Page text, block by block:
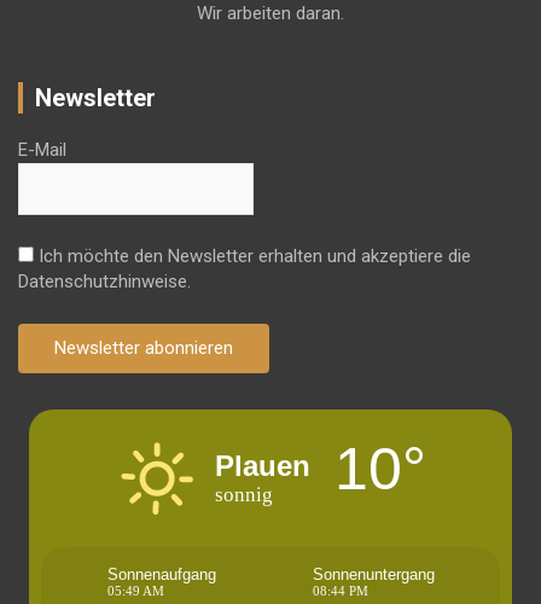
Wir arbeiten daran.
Newsletter
E-Mail
Ich möchte den Newsletter erhalten und akzeptiere die
Datenschutzhinweise.
Newsletter abonnieren
Plauen
sonnig 10°
Sonnenaufgang
05:49 AM
Sonnenuntergang
08:44 PM